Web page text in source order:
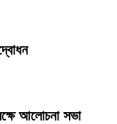
আলোচনা সভা